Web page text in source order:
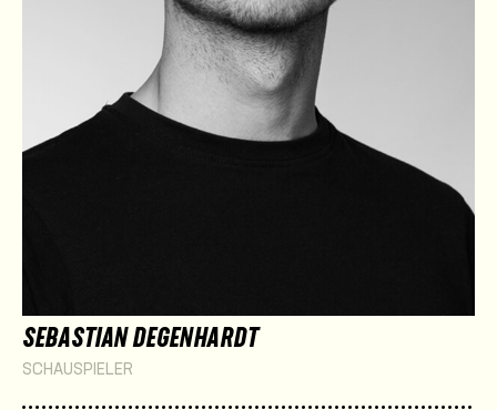
SEBASTIAN DEGENHARDT
SCHAUSPIELER